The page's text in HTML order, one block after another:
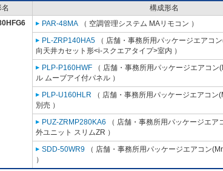
構成形名
PAR-48MA （ 空調管理システム MAリモコン ）
PL-ZRP140HA5 （ 店舗・事務所用パッケージエアコ
向天井カセット形<i-スクエアタイプ>室内 ）
PLP-P160HWF （ 店舗・事務所用パッケージエアコン
ル ムーブアイ付パネル ）
PLP-U160HLR （ 店舗・事務所用パッケージエアコン
別売 ）
PUZ-ZRMP280KA6 （ 店舗・事務所用パッケージエア
外ユニット スリムZR ）
SDD-50WR9 （ 店舗・事務所用パッケージエアコン
）